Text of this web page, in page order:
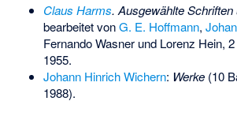
Claus Harms. Ausgewählte Schriften
bearbeitet vonG. E. Hoffmann,
Fernando Wasner und Lorenz Hein,
1955.
Johann Hinrich Wichern: Werke(10
1988).